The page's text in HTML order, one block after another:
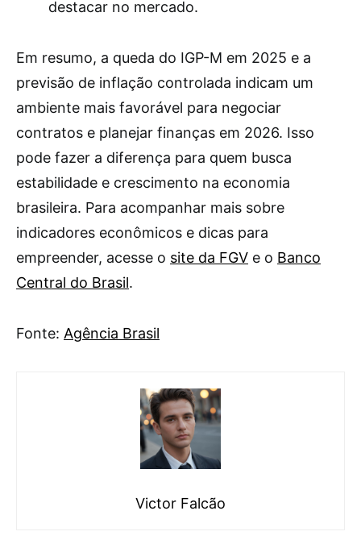
destacar no mercado.
Em resumo, a queda do IGP-M em 2025 e a
previsão de inflação controlada indicam um
ambiente mais favorável para negociar
contratos e planejar finanças em 2026. Isso
pode fazer a diferença para quem busca
estabilidade e crescimento na economia
brasileira. Para acompanhar mais sobre
indicadores econômicos e dicas para
empreender, acesse o site da FGV e o Banco
Central do Brasil.
Fonte: Agência Brasil
Victor Falcão